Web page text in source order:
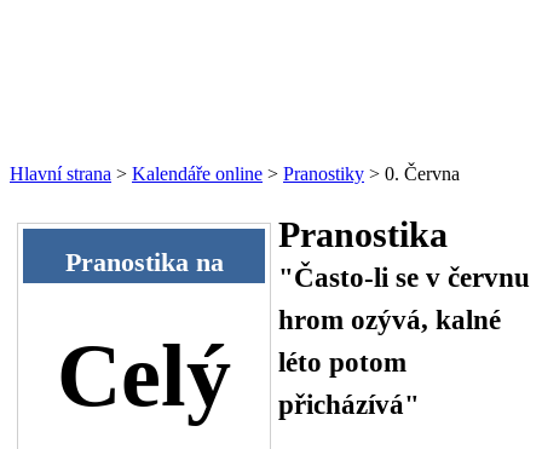
Hlavní strana > Kalendáře online > Pranostiky > 0. Června
Pranostika na
Celý
Pranostika
"Často-li se v červnu
hrom ozývá, kalné
léto potom
přicházívá"